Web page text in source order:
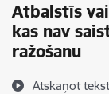
Atbalstīs
kas nav
ražošanu
Atskaņot